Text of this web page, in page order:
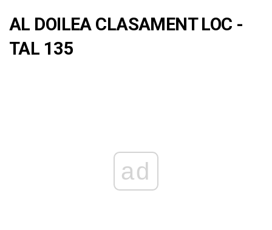
AL DOILEA CLASAMENT LOC -
TAL 135
ad